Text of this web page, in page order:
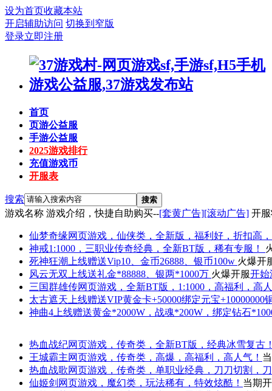
设为首页收藏本站
开启辅助访问 切换到窄版
登录立即注册
首页
页游公益服
手游公益服
2025游戏排行
充值游戏币
开服表
搜索 搜索
游戏名称 游戏介绍，快捷自助购买--[套黄广告][滚动广告] 开
仙梦奇缘网页游戏，仙侠类，全新版，福利好，折扣高
神戒1:1000，三职业传奇经典，全新BT版，稀有专服！
死神狂潮 上线赠送Vip10、金币26888、银币100w 火爆开
风云无双 上线送礼金*88888、银两*1000万 火爆开服开始
三国群雄传网页游戏，全新BT版，1:1000，高福利，高
太古遮天 上线赠送VIP黄金卡+50000绑定元宝+10000000
神曲4 上线赠送黄金*2000W，战魂*200W，绑定钻石
热血战纪网页游戏，传奇类，全新BT版，经典冰雪复古
王城霸主网页游戏，传奇类，高爆，高福利，高人气！
热血战歌网页游戏，传奇类，单职业经典，刀刀切割，
仙姬剑 网页游戏，魔幻类，玩法稀有，特效炫酷！ 当期